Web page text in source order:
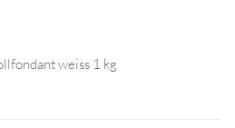
weiss 1 kg